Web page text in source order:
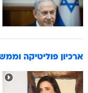
ארכיון פוליטיקה וממשל -